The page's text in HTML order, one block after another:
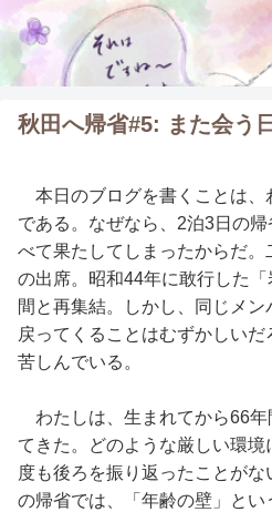
秋田へ帰省#5: また会う
本日のブログを書くことは、
である。なぜなら、2泊3日の
べて果たしてしまったからだ。
の出席。昭和44年に敢行した
間と再集結。しかし、同じメ
戻ってくることはむずかしい
苦しんでいる。
わたしは、生まれてから66年
てきた。どのような厳しい環
度も後ろを振り返ったことが
の帰省では、「年齢の壁」と